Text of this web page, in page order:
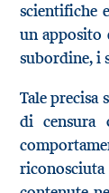
scientifiche
un apposito
subordine, i
Tale precisa
di censura